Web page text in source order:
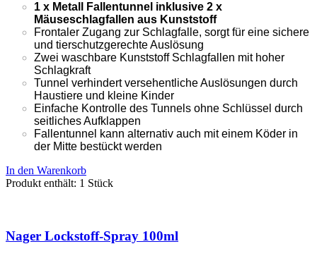
1 x Metall Fallentunnel inklusive 2 x
Mäuseschlagfallen aus Kunststoff
Frontaler Zugang zur Schlagfalle, sorgt für eine sichere
und tierschutzgerechte Auslösung
Zwei waschbare Kunststoff Schlagfallen mit hoher
Schlagkraft
Tunnel verhindert versehentliche Auslösungen durch
Haustiere und kleine Kinder
Einfache Kontrolle des Tunnels ohne Schlüssel durch
seitliches Aufklappen
Fallentunnel kann alternativ auch mit einem Köder in
der Mitte bestückt werden
In den Warenkorb
Produkt enthält: 1 Stück
Nager Lockstoff-Spray 100ml